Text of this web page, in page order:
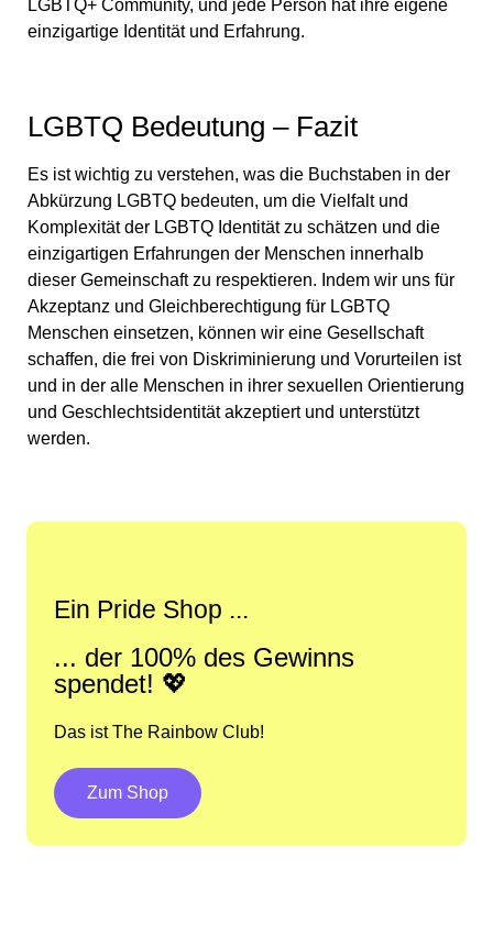
LGBTQ+ Community, und jede Person hat ihre eigene
einzigartige Identität und Erfahrung.
LGBTQ Bedeutung – Fazit
Es ist wichtig zu verstehen, was die Buchstaben in der
Abkürzung LGBTQ bedeuten, um die Vielfalt und
Komplexität der LGBTQ Identität zu schätzen und die
einzigartigen Erfahrungen der Menschen innerhalb
dieser Gemeinschaft zu respektieren. Indem wir uns für
Akzeptanz und Gleichberechtigung für LGBTQ
Menschen einsetzen, können wir eine Gesellschaft
schaffen, die frei von Diskriminierung und Vorurteilen ist
und in der alle Menschen in ihrer sexuellen Orientierung
und Geschlechtsidentität akzeptiert und unterstützt
werden.
Ein Pride Shop ...
... der 100% des Gewinns
spendet! 💖
Das ist The Rainbow Club!
Zum Shop